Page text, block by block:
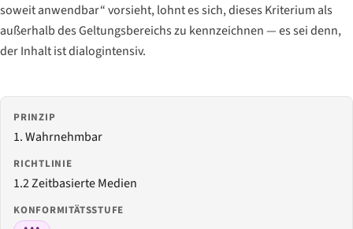
soweit anwendbar“ vorsieht, lohnt es sich, dieses Kriterium als
außerhalb des Geltungsbereichs zu kennzeichnen — es sei denn,
der Inhalt ist dialogintensiv.
PRINZIP
1. Wahrnehmbar
RICHTLINIE
1.2 Zeitbasierte Medien
KONFORMITÄTSSTUFE